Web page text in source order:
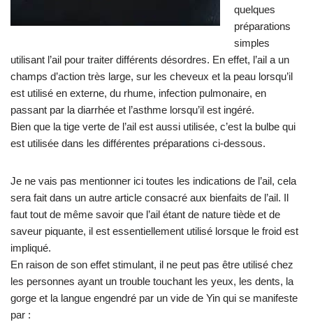
quelques
préparations
simples
utilisant l’ail pour traiter différents désordres. En effet, l’ail a un
champs d’action très large, sur les cheveux et la peau lorsqu’il
est utilisé en externe, du rhume, infection pulmonaire, en
passant par la diarrhée et l’asthme lorsqu’il est ingéré.
Bien que la tige verte de l’ail est aussi utilisée, c’est la bulbe qui
est utilisée dans les différentes préparations ci-dessous.
Je ne vais pas mentionner ici toutes les indications de l’ail, cela
sera fait dans un autre article consacré aux bienfaits de l’ail. Il
faut tout de même savoir que l’ail étant de nature tiède et de
saveur piquante, il est essentiellement utilisé lorsque le froid est
impliqué.
En raison de son effet stimulant, il ne peut pas être utilisé chez
les personnes ayant un trouble touchant les yeux, les dents, la
gorge et la langue engendré par un vide de Yin qui se manifeste
par :